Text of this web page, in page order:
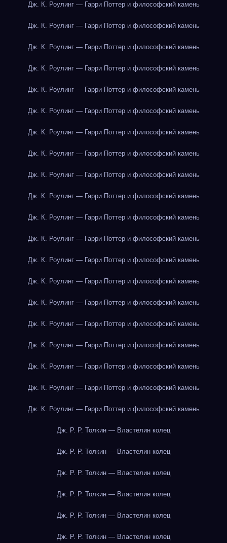
Дж. К. Роулинг — Гарри Поттер и философский камень
Дж. К. Роулинг — Гарри Поттер и философский камень
Дж. К. Роулинг — Гарри Поттер и философский камень
Дж. К. Роулинг — Гарри Поттер и философский камень
Дж. К. Роулинг — Гарри Поттер и философский камень
Дж. К. Роулинг — Гарри Поттер и философский камень
Дж. К. Роулинг — Гарри Поттер и философский камень
Дж. К. Роулинг — Гарри Поттер и философский камень
Дж. К. Роулинг — Гарри Поттер и философский камень
Дж. К. Роулинг — Гарри Поттер и философский камень
Дж. К. Роулинг — Гарри Поттер и философский камень
Дж. К. Роулинг — Гарри Поттер и философский камень
Дж. К. Роулинг — Гарри Поттер и философский камень
Дж. К. Роулинг — Гарри Поттер и философский камень
Дж. К. Роулинг — Гарри Поттер и философский камень
Дж. К. Роулинг — Гарри Поттер и философский камень
Дж. К. Роулинг — Гарри Поттер и философский камень
Дж. К. Роулинг — Гарри Поттер и философский камень
Дж. К. Роулинг — Гарри Поттер и философский камень
Дж. К. Роулинг — Гарри Поттер и философский камень
Дж. Р. Р. Толкин — Властелин колец
Дж. Р. Р. Толкин — Властелин колец
Дж. Р. Р. Толкин — Властелин колец
Дж. Р. Р. Толкин — Властелин колец
Дж. Р. Р. Толкин — Властелин колец
Дж. Р. Р. Толкин — Властелин колец